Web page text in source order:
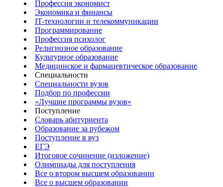
Профессия экономист
Экономика и финансы
IT-технологии и телекоммуникации
Программирование
Профессия психолог
Религиозное образование
Культурное образование
Медицинское и фармацевтическое образование
Специальности
Специальности вузов
Подбор по профессии
«Лучшие программы вузов»
Поступление
Словарь абитуриента
Образование за рубежом
Поступление в вуз
ЕГЭ
Итоговое сочинение (изложение)
Олимпиады для поступления
Все о втором высшем образовании
Все о высшем образовании